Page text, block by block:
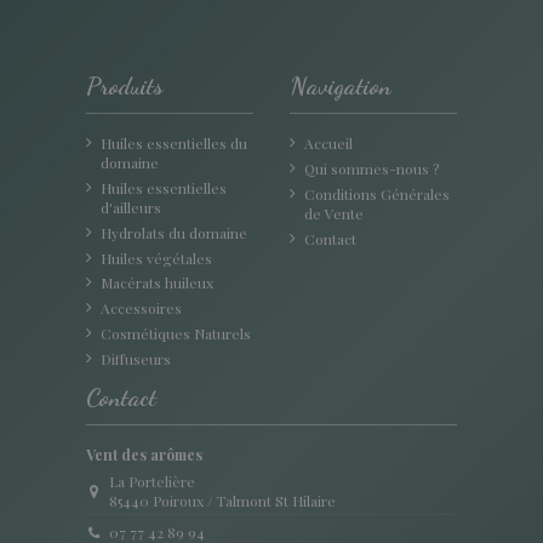
Produits
Huiles essentielles du
domaine
Huiles essentielles
d'ailleurs
Hydrolats du domaine
Huiles végétales
Macérats huileux
Accessoires
Cosmétiques Naturels
Diffuseurs
Navigation
Accueil
Qui sommes-nous ?
Conditions Générales
de Vente
Contact
Contact
Vent des arômes
La Portelière
85440 Poiroux / Talmont St Hilaire
07 77 42 89 94